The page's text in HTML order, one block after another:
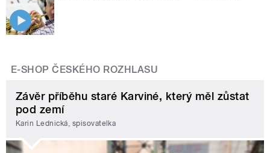
E-SHOP ČESKÉHO ROZHLASU
Závěr příběhu staré Karviné, který měl zůstat
pod zemí
Karin Lednická, spisovatelka